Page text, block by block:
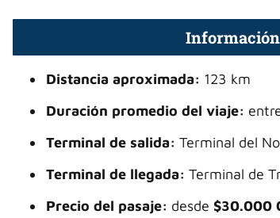
Distancia aproximada: 123 km
Duración promedio del viaje:
Terminal de salida: Terminal del
Terminal de llegada: Terminal de
Precio del pasaje: desde $30.000